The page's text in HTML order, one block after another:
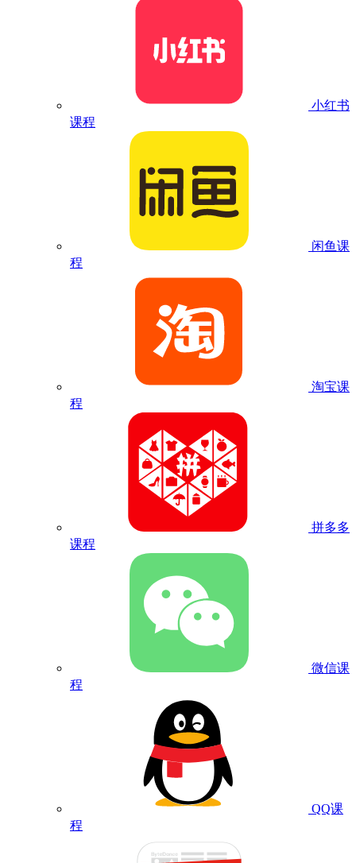
小红书
课程
闲鱼课
程
淘宝课
程
拼多多
课程
微信课
程
QQ课
程